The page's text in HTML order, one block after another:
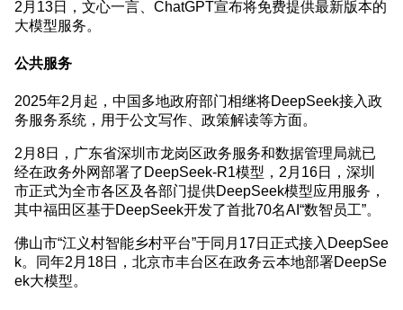
2月13日，文心一言、ChatGPT宣布将免费提供最新版本的
大模型服务。
公共服务
2025年2月起，中国多地政府部门相继将DeepSeek接入政
务服务系统，用于公文写作、政策解读等方面。
2月8日，广东省深圳市龙岗区政务服务和数据管理局就已
经在政务外网部署了DeepSeek-R1模型，2月16日，深圳
市正式为全市各区及各部门提供DeepSeek模型应用服务，
其中福田区基于DeepSeek开发了首批70名AI“数智员工”。
佛山市“江义村智能乡村平台”于同月17日正式接入DeepSee
k。同年2月18日，北京市丰台区在政务云本地部署DeepSe
ek大模型。